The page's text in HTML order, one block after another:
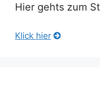
Hier gehts zum
Klick hier